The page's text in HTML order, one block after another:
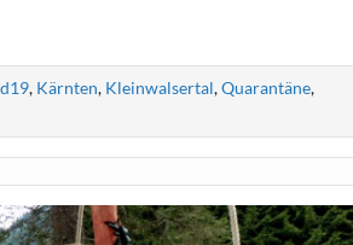
, Kärnten, Kleinwalsertal,Quarantäne,